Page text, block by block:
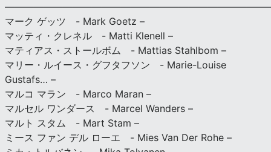
マーク ゲッツ - Mark Goetz –
マッティ・クレネル - Matti Klenell –
マティアス・ストールボム - Mattias Stahlbom –
マリー・ルイース・グフタフソン - Marie-Louise
Gustafs… –
マルコ マラン - Marco Maran –
マルセル ワンダース - Marcel Wanders –
マルト スタム - Mart Stam –
ミース ファン デル ローエ - Mies Van Der Rohe –